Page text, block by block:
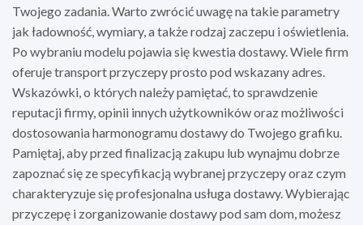
Twojego zadania. Warto zwrócić uwagę na takie parametry
jak ładowność, wymiary, a także rodzaj zaczepu i oświetlenia.
Po wybraniu modelu pojawia się kwestia dostawy. Wiele firm
oferuje transport przyczepy prosto pod wskazany adres.
Wskazówki, o których należy pamiętać, to sprawdzenie
reputacji firmy, opinii innych użytkowników oraz możliwości
dostosowania harmonogramu dostawy do Twojego grafiku.
Pamiętaj, aby przed finalizacją zakupu lub wynajmu dobrze
zapoznać się ze specyfikacją wybranej przyczepy oraz czym
charakteryzuje się profesjonalna usługa dostawy. Wybierając
przyczepę i zorganizowanie dostawy pod sam dom, możesz